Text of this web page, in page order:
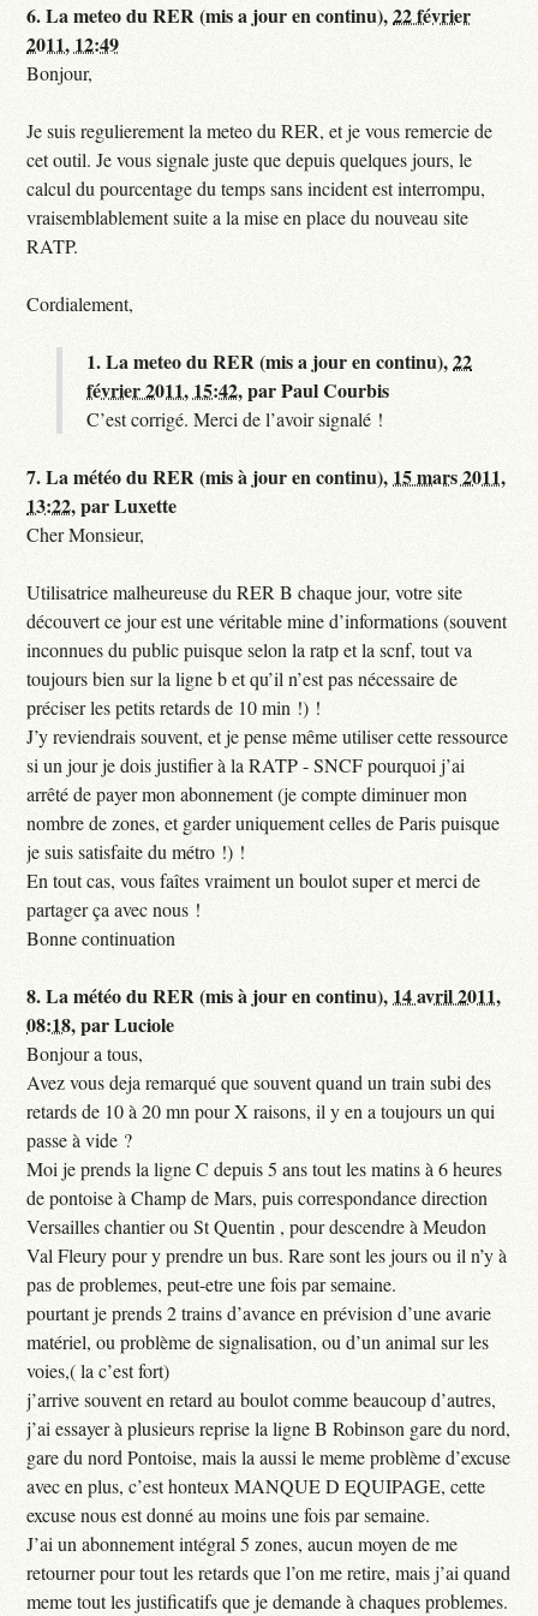
6.La meteo du RER (mis a jour en continu),22 février
2011, 12:49
Bonjour,
Je suis regulierement la meteo du RER, et je vous remercie de
cet outil. Je vous signale juste que depuis quelques jours, le
calcul du pourcentage du temps sans incident est interrompu,
vraisemblablement suite a la mise en place du nouveau site
RATP.
Cordialement,
1.La meteo du RER (mis a jour en continu),22
février 2011, 15:42,parPaul Courbis
C’est corrigé. Merci de l’avoir signalé !
7.La météo du RER (mis à jour en continu), 15 mars 2011,
13:22,parLuxette
Cher Monsieur,
Utilisatrice malheureuse du RER B chaque jour, votre site
découvert ce jour est une véritable mine d’informations (souvent
inconnues du public puisque selon la ratp et la scnf, tout va
toujours bien sur la ligne b et qu’il n’est pas nécessaire de
préciser les petits retards de 10 min !) !
J’y reviendrais souvent, et je pense même utiliser cette ressource
si un jour je dois justifier à la RATP - SNCF pourquoi j’ai
arrêté de payer mon abonnement (je compte diminuer mon
nombre de zones, et garder uniquement celles de Paris puisque
je suis satisfaite du métro !) !
En tout cas, vous faîtes vraiment un boulot super et merci de
partager ça avec nous !
Bonne continuation
8.La météo du RER (mis à jour en continu), 14 avril 2011,
08:18,parLuciole
Bonjour a tous,
Avez vous deja remarqué que souvent quand un train subi des
retards de 10 à 20 mn pour X raisons, il y en a toujours un qui
passe à vide ?
Moi je prends la ligne C depuis 5 ans tout les matins à 6 heures
de pontoise à Champ de Mars, puis correspondance direction
Versailles chantier ou St Quentin , pour descendre à Meudon
Val Fleury pour y prendre un bus. Rare sont les jours ou il n’y à
pas de problemes, peut-etre une fois par semaine.
pourtant je prends 2 trains d’avance en prévision d’une avarie
matériel, ou problème de signalisation, ou d’un animal sur les
voies,( la c’est fort)
j’arrive souvent en retard au boulot comme beaucoup d’autres,
j’ai essayer à plusieurs reprise la ligne B Robinson gare du nord,
gare du nord Pontoise, mais la aussi le meme problème d’excuse
avec en plus, c’est honteux MANQUE D EQUIPAGE, cette
excuse nous est donné au moins une fois par semaine.
J’ai un abonnement intégral 5 zones, aucun moyen de me
retourner pour tout les retards que l’on me retire, mais j’ai quand
meme tout les justificatifs que je demande à chaques problemes.